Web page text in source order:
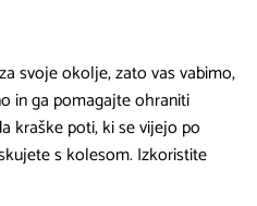
svoje okolje, zato vas vabimo,
in ga pomagajte ohraniti
kraške poti, ki se vijejo po
s kolesom. Izkoristite